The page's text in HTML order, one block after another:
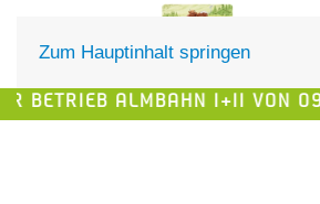
Zum Hauptinhalt springenDE
BETRIEB ALMBAHN I+II VON